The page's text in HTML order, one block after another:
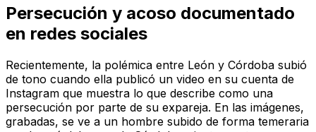
Persecución y acoso documentado
en redes sociales
Recientemente, la polémica entre León y Córdoba subió
de tono cuando ella publicó un video en su cuenta de
Instagram que muestra lo que describe como una
persecución por parte de su expareja. En las imágenes,
grabadas, se ve a un hombre subido de forma temeraria